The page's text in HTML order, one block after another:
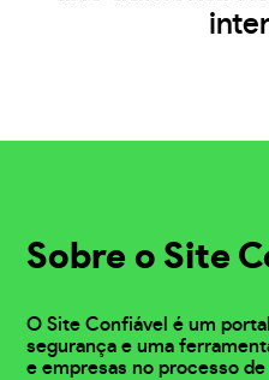
Sobre o Site
O Site Confiável é um
segurança e uma
e empresas no processo